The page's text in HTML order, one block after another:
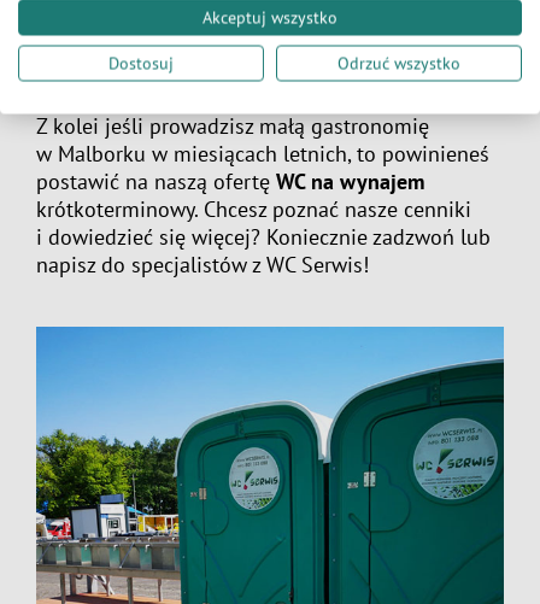
Przenośne toalety w wynajmie
na dłuższy okres sprawdzą się w przypadku, kiedy
prowadzisz np. parking strzeżony,
Z kolei jeśli prowadzisz małą gastronomię
w Malborku w miesiącach letnich, to powinieneś
postawić na naszą ofertę WC na wynajem
krótkoterminowy. Chcesz poznać nasze cenniki
i dowiedzieć się więcej? Koniecznie zadzwoń lub
napisz do specjalistów z WC Serwis!
Akceptuj wszystko
Dostosuj Odrzuć wszystko